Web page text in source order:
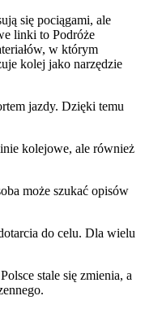
się pociągami, ale
linki to Podróże
w którym
kolej jako narzędzie
jazdy. Dzięki temu
kolejowe, ale również
może szukać opisów
do celu. Dla wielu
stale się zmienia, a